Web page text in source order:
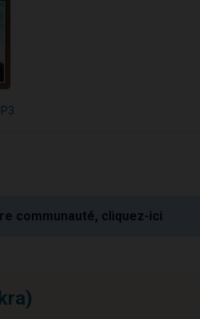
communauté, cliquez-ici